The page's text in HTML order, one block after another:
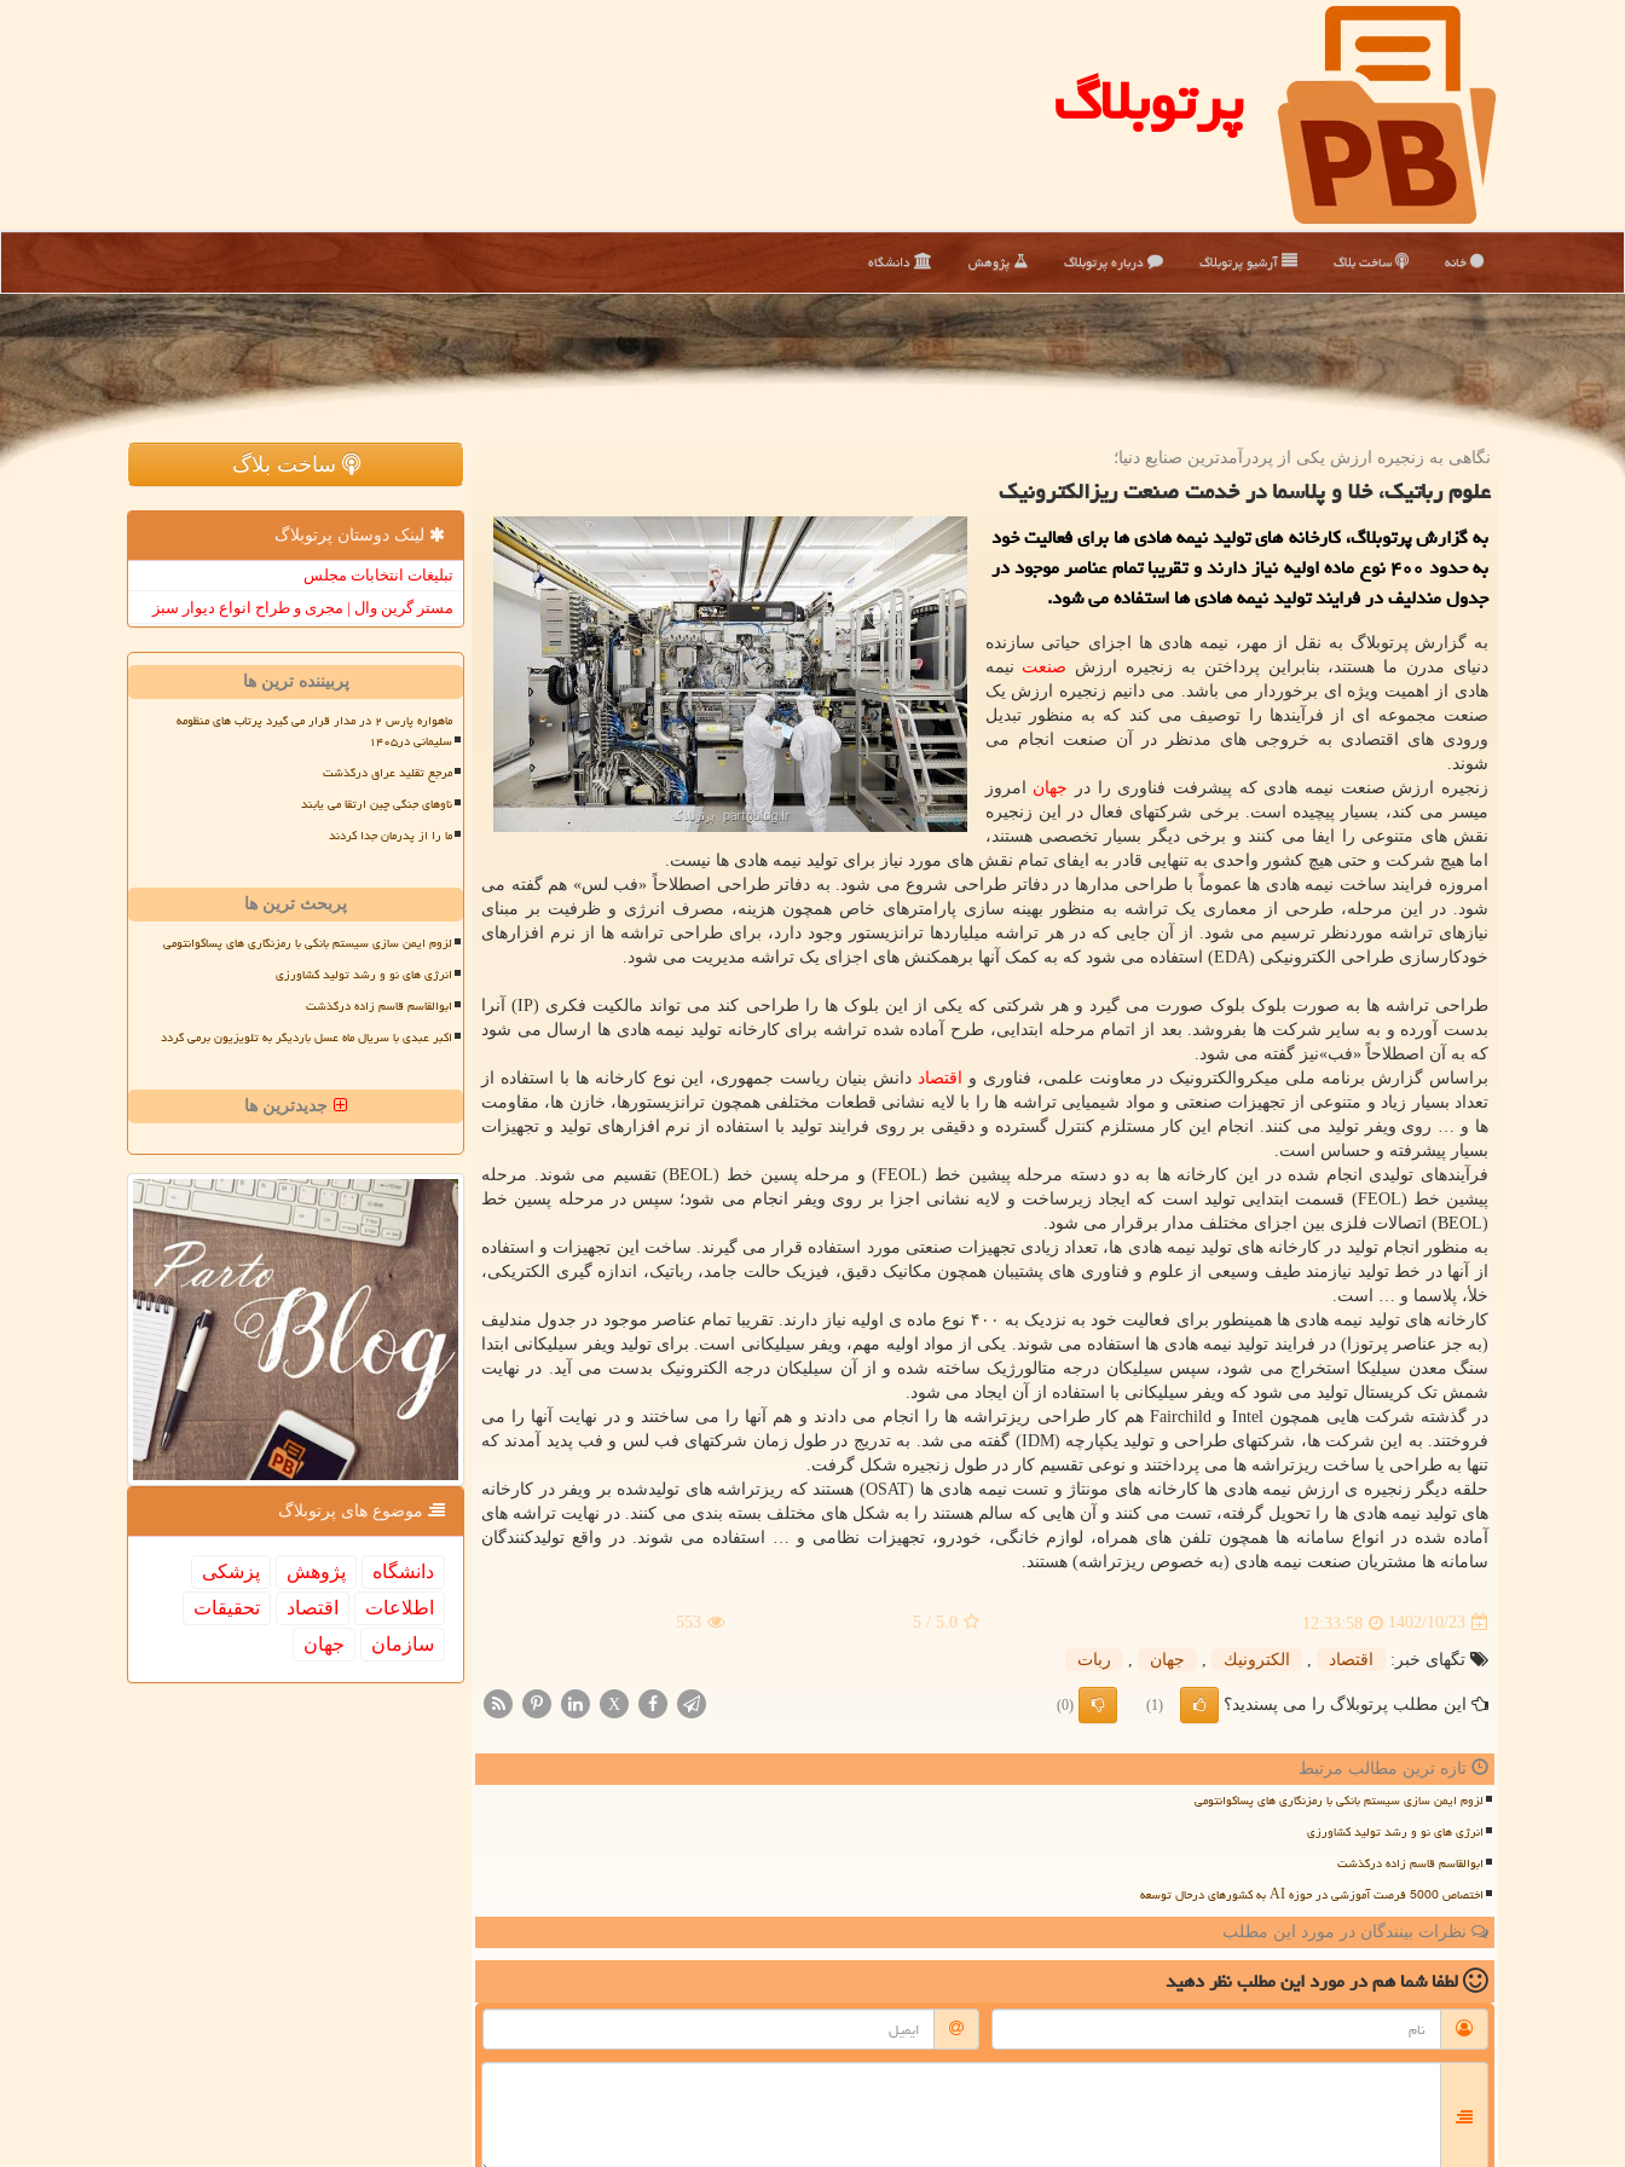
پرتوبلاگ
خانه ساخت بلاگ آرشیو پرتوبلاگ درباره پرتوبلاگ پژوهش دانشگاه
نگاهی به زنجیره ارزش یكی از پردرآمدترین صنایع دنیا؛
علوم رباتیک، خلا و پلاسما در خدمت صنعت ریزالکترونیک
به گزارش پرتوبلاگ، کارخانه های تولید نیمه هادی ها برای فعالیت خود
به حدود ۴۰۰ نوع ماده اولیه نیاز دارند و تقریبا تمام عناصر موجود در
جدول مندلیف در فرایند تولید نیمه هادی ها استفاده می شود.
به گزارش پرتوبلاگ به نقل از مهر، نیمه هادی ها اجزای حیاتی سازنده
دنیای مدرن ما هستند، بنابراین پرداختن به زنجیره ارزش صنعت نیمه
هادی از اهمیت ویژه ای برخوردار می باشد. می دانیم زنجیره ارزش یک
صنعت مجموعه ای از فرآیندها را توصیف می کند که به منظور تبدیل
ورودی های اقتصادی به خروجی های مدنظر در آن صنعت انجام می
شوند.
زنجیره ارزش صنعت نیمه هادی که پیشرفت فناوری را در جهان امروز
میسر می کند، بسیار پیچیده است. برخی شرکتهای فعال در این زنجیره
نقش های متنوعی را ایفا می کنند و برخی دیگر بسیار تخصصی هستند،
اما هیچ شرکت و حتی هیچ کشور واحدی به تنهایی قادر به ایفای تمام نقش های مورد نیاز برای تولید نیمه هادی ها نیست.
امروزه فرایند ساخت نیمه هادی ها عموماً با طراحی مدارها در دفاتر طراحی شروع می شود. به دفاتر طراحی اصطلاحاً «فب لس» هم گفته می
شود. در این مرحله، طرحی از معماری یک تراشه به منظور بهینه سازی پارامترهای خاص همچون هزینه، مصرف انرژی و ظرفیت بر مبنای
نیازهای تراشه موردنظر ترسیم می شود. از آن جایی که در هر تراشه میلیاردها ترانزیستور وجود دارد، برای طراحی تراشه ها از نرم افزارهای
خودکارسازی طراحی الکترونیکی (EDA) استفاده می شود که به کمک آنها برهمکنش های اجزای یک تراشه مدیریت می شود.
طراحی تراشه ها به صورت بلوک بلوک صورت می گیرد و هر شرکتی که یکی از این بلوک ها را طراحی کند می تواند مالکیت فکری (IP) آنرا
بدست آورده و به سایر شرکت ها بفروشد. بعد از اتمام مرحله ابتدایی، طرح آماده شده تراشه برای کارخانه تولید نیمه هادی ها ارسال می شود
که به آن اصطلاحاً «فب»نیز گفته می شود.
براساس گزارش برنامه ملی میکروالکترونیک در معاونت علمی، فناوری و
اقتصاد دانش بنیان ریاست جمهوری، این نوع کارخانه ها با استفاده از
تعداد بسیار زیاد و متنوعی از تجهیزات صنعتی و مواد شیمیایی تراشه ها را با لایه نشانی قطعات مختلفی همچون ترانزیستورها، خازن ها، مقاومت
ها و … روی ویفر تولید می کنند. انجام این کار مستلزم کنترل گسترده و دقیقی بر روی فرایند تولید با استفاده از نرم افزارهای تولید و تجهیزات
بسیار پیشرفته و حساس است.
فرآیندهای تولیدی انجام شده در این کارخانه ها به دو دسته مرحله پیشین خط (FEOL) و مرحله پسین خط (BEOL) تقسیم می شوند. مرحله
پیشین خط (FEOL) قسمت ابتدایی تولید است که ایجاد زیرساخت و لایه نشانی اجزا بر روی ویفر انجام می شود؛ سپس در مرحله پسین خط
(BEOL) اتصالات فلزی بین اجزای مختلف مدار برقرار می شود.
به منظور انجام تولید در کارخانه های تولید نیمه هادی ها، تعداد زیادی تجهیزات صنعتی مورد استفاده قرار می گیرند. ساخت این تجهیزات و استفاده
از آنها در خط تولید نیازمند طیف وسیعی از علوم و فناوری های پشتیبان همچون مکانیک دقیق، فیزیک حالت جامد، رباتیک، اندازه گیری الکتریکی،
خلأ، پلاسما و … است.
کارخانه های تولید نیمه هادی ها همینطور برای فعالیت خود به نزدیک به ۴۰۰ نوع ماده ی اولیه نیاز دارند. تقریبا تمام عناصر موجود در جدول مندلیف
(به جز عناصر پرتوزا) در فرایند تولید نیمه هادی ها استفاده می شوند. یکی از مواد اولیه مهم، ویفر سیلیکانی است. برای تولید ویفر سیلیکانی ابتدا
سنگ معدن سیلیکا استخراج می شود، سپس سیلیکان درجه متالورژیک ساخته شده و از آن سیلیکان درجه الکترونیک بدست می آید. در نهایت
شمش تک کریستال تولید می شود که ویفر سیلیکانی با استفاده از آن ایجاد می شود.
در گذشته شرکت هایی همچون Intel و Fairchild هم کار طراحی ریزتراشه ها را انجام می دادند و هم آنها را می ساختند و در نهایت آنها را می
فروختند. به این شرکت ها، شرکتهای طراحی و تولید یکپارچه (IDM) گفته می شد. به تدریج در طول زمان شرکتهای فب لس و فب پدید آمدند که
تنها به طراحی یا ساخت ریزتراشه ها می پرداختند و نوعی تقسیم کار در طول زنجیره شکل گرفت.
حلقه دیگر زنجیره ی ارزش نیمه هادی ها کارخانه های مونتاژ و تست نیمه هادی ها (OSAT) هستند که ریزتراشه های تولیدشده بر ویفر در کارخانه
های تولید نیمه هادی ها را تحویل گرفته، تست می کنند و آن هایی که سالم هستند را به شکل های مختلف بسته بندی می کنند. در نهایت تراشه های
آماده شده در انواع سامانه ها همچون تلفن های همراه، لوازم خانگی، خودرو، تجهیزات نظامی و … استفاده می شوند. در واقع تولیدکنندگان
سامانه ها مشتریان صنعت نیمه هادی (به خصوص ریزتراشه) هستند.
1402/10/23
12:33:58
5.0
/ 5
553
تگهای خبر: اقتصاد , الكترونیك , جهان , ربات
این مطلب پرتوبلاگ را می پسندید؟ (1)
(0)
X
تازه ترین مطالب مرتبط
لزوم ایمن سازی سیستم بانکی با رمزنگاری های پساکوانتومی
انرژی های نو و رشد تولید کشاورزی
ابوالقاسم قاسم زاده درگذشت
اختصاص 5000 فرصت آموزشی در حوزه AI به کشورهای درحال توسعه
نظرات بینندگان در مورد این مطلب
لطفا شما همدر مورد این مطلبنظر دهید
ساخت بلاگ
لینک دوستان پرتوبلاگ
تبلیغات انتخابات مجلس
مستر گرین وال | مجری و طراح انواع دیوار سبز
پربیننده ترین ها
ماهواره پارس ۲ در مدار قرار می گیرد پرتاب های منظومه
سلیمانی در۱۴۰۵
مرجع تقلید عراق درگذشت
ناوهای جنگی چین ارتقا می یابند
ما را از پدرمان جدا کردند
پربحث ترین ها
لزوم ایمن سازی سیستم بانکی با رمزنگاری های پساکوانتومی
انرژی های نو و رشد تولید کشاورزی
ابوالقاسم قاسم زاده درگذشت
اکبر عبدی با سریال ماه عسل باردیگر به تلویزیون برمی گردد
جدیدترین ها
موضوع های پرتوبلاگ
دانشگاه پژوهش
پزشكی
اطلاعات
اقتصاد
تحقیقات
سازمان
جهان